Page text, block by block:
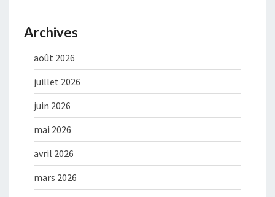
Archives
août 2026
juillet 2026
juin 2026
mai 2026
avril 2026
mars 2026